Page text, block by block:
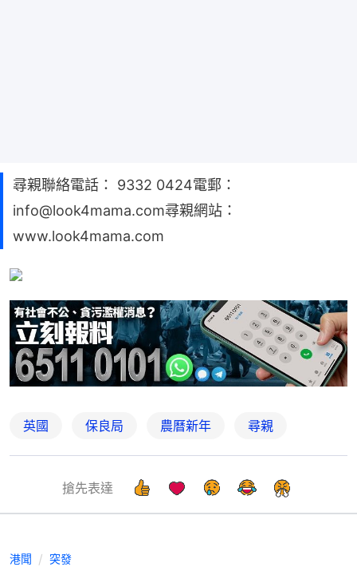
尋親聯絡電話： 9332 0424電郵：
info@look4mama.com尋親網站：
www.look4mama.com
英國 保良局 農曆新年 尋親
搶先表達
港聞 突發